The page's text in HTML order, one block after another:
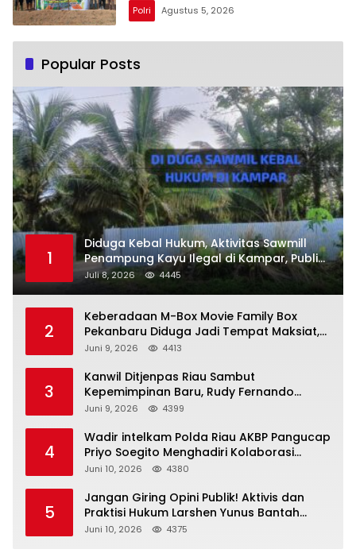
Polri Agustus 5, 2026
Popular Posts
1
Diduga Kebal Hukum, Aktivitas Sawmill
Penampung Kayu Ilegal di Kampar, Publik
Soroti Komitmen Penegakan Hukum Polres
Kampar
Juli 8, 2026 4445
2
Keberadaan M-Box Movie Family Box
Pekanbaru Diduga Jadi Tempat Maksiat,
Warga Resah Minta Pemerintah Lakukan
Juni 9, 2026 4413
3
Kanwil Ditjenpas Riau Sambut
Kepemimpinan Baru, Rudy Fernando
Sianturi Resmi Menjabat Kakanwil
Juni 9, 2026 4399
4
Wadir intelkam Polda Riau AKBP Pangucap
Priyo Soegito Menghadiri Kolaborasi
Selamatkan Lingkungan Cegah Karhutla
Juni 10, 2026 4380
5
Jangan Giring Opini Publik! Aktivis dan
Praktisi Hukum Larshen Yunus Bantah
Tuduhan Soal Gelar Profesor Sufmi Dasco
Juni 10, 2026 4375